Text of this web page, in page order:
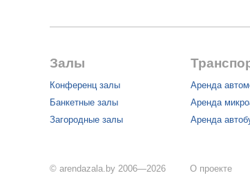
Залы
Конференц залы
Банкетные залы
Загородные залы
Аренда
Аренда
Аренда
© arendazala.by 2006—2026 О проекте